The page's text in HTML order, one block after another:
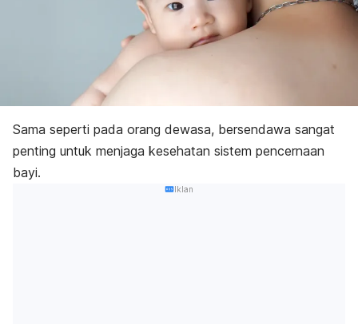
Sama seperti pada orang dewasa, bersendawa sangat
penting untuk menjaga kesehatan sistem pencernaan
bayi.
Iklan